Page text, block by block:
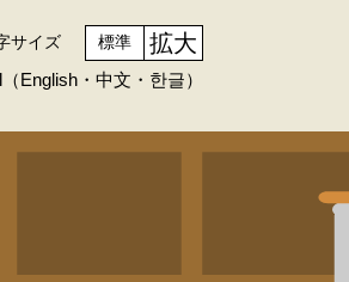
サイズ 標準 拡大
English・中文・한글）